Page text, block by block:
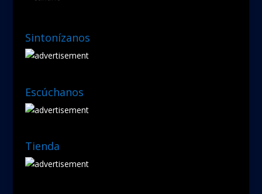
Sintonízanos
Escúchanos
Tienda